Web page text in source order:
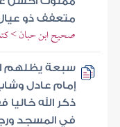
متعفف ذو
صحيح ابن حبان >
سبعة يظلهم
إمام عادل
ذكر الله
في المسجد